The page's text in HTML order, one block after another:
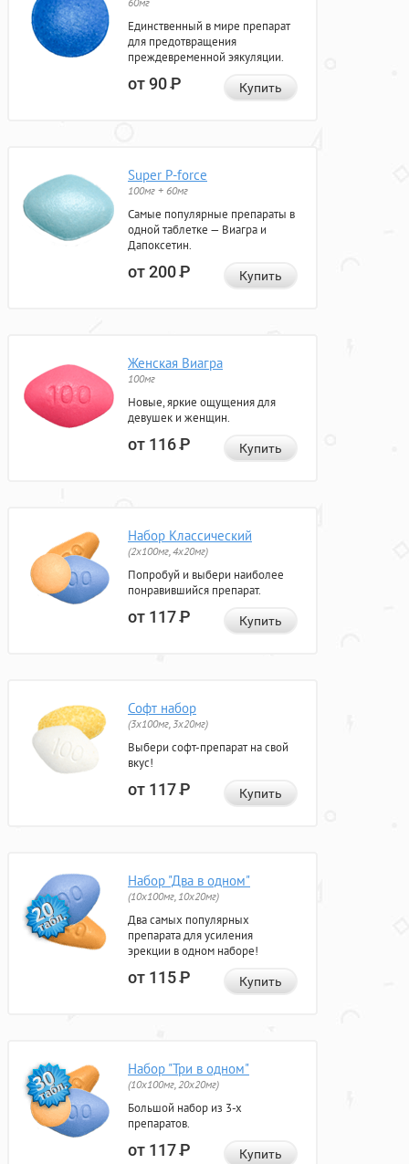
Единственный в мире препарат
для предотвращения
преждевременной эякуляции.
от 90Р Купить
Super P-force
100мг + 60мг
Самые популярные препараты в
одной таблетке — Виагра и
Дапоксетин.
от 200Р Купить
Женская Виагра
100мг
Новые, яркие ощущения для
девушек и женщин.
от 116Р Купить
Набор Классический
(2x100мг, 4x20мг)
Попробуй и выбери наиболее
понравившийся препарат.
от 117Р Купить
Софт набор
(3x100мг, 3x20мг)
Выбери софт-препарат на свой
вкус!
от 117Р Купить
Набор "Два в одном"
(10x100мг, 10x20мг)
Два самых популярных
препарата для усиления
эрекции в одном наборе!
от 115Р Купить
Набор "Три в одном"
(10x100мг, 20x20мг)
Большой набор из 3-х
препаратов.
от 117Р Купить